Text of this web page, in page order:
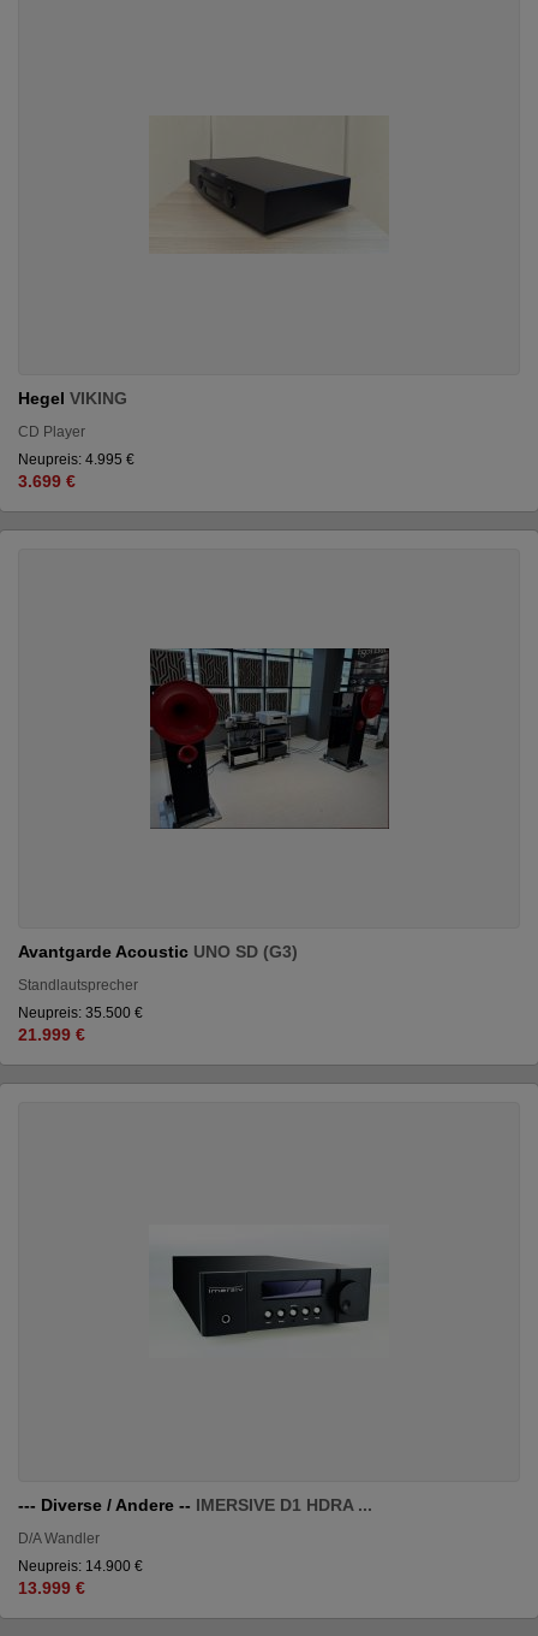
Hegel VIKING
CD Player
Neupreis: 4.995 €
3.699 €
Avantgarde Acoustic UNO SD (G3)
Standlautsprecher
Neupreis: 35.500 €
21.999 €
--- Diverse / Andere -- IMERSIVE D1 HDRA ...
D/A Wandler
Neupreis: 14.900 €
13.999 €